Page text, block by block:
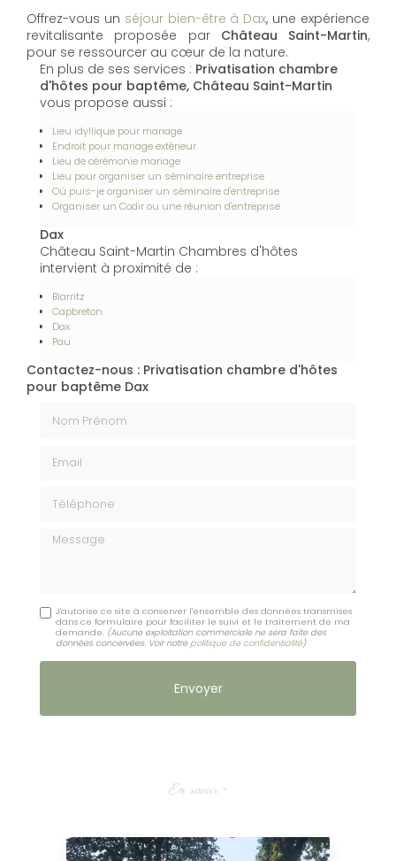
Offrez-vous un séjour bien-être à Dax, une expérience
revitalisante proposée par Château Saint-Martin,
pour se ressourcer au cœur de la nature.
En plus de ses services : Privatisation chambre
d'hôtes pour baptême, Château Saint-Martin
vous propose aussi :
Lieu idyllique pour mariage
Endroit pour mariage extérieur
Lieu de cérémonie mariage
Lieu pour organiser un séminaire entreprise
Où puis-je organiser un séminaire d'entreprise
Organiser un Codir ou une réunion d'entreprise
Dax
Château Saint-Martin Chambres d'hôtes
intervient à proximité de :
Biarritz
Capbreton
Dax
Pau
Contactez-nous : Privatisation chambre d'hôtes
pour baptême Dax
Message
J'autorise ce site à conserver l'ensemble des données transmises
dans ce formulaire pour faciliter le suivi et le traitement de ma
demande. (Aucune exploitation commerciale ne sera faite des
données concervées. Voir notre politique de confidentialité)
En savoir +